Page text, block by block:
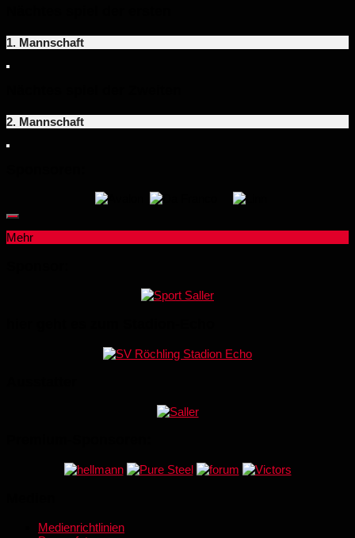
1. Mannschaft
2. Mannschaft
Mehr
Medienrichtlinien